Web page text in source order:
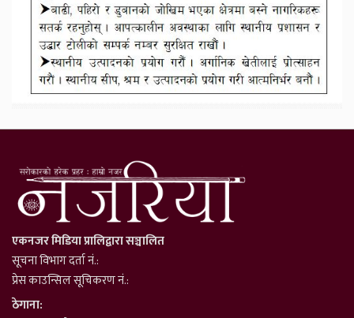
एकनजर मिडिया प्रालिद्वारा सञ्चालित
सूचना विभाग दर्ता नं.:
प्रेस काउन्सिल सूचिकरण नं.:
ठेगाना: